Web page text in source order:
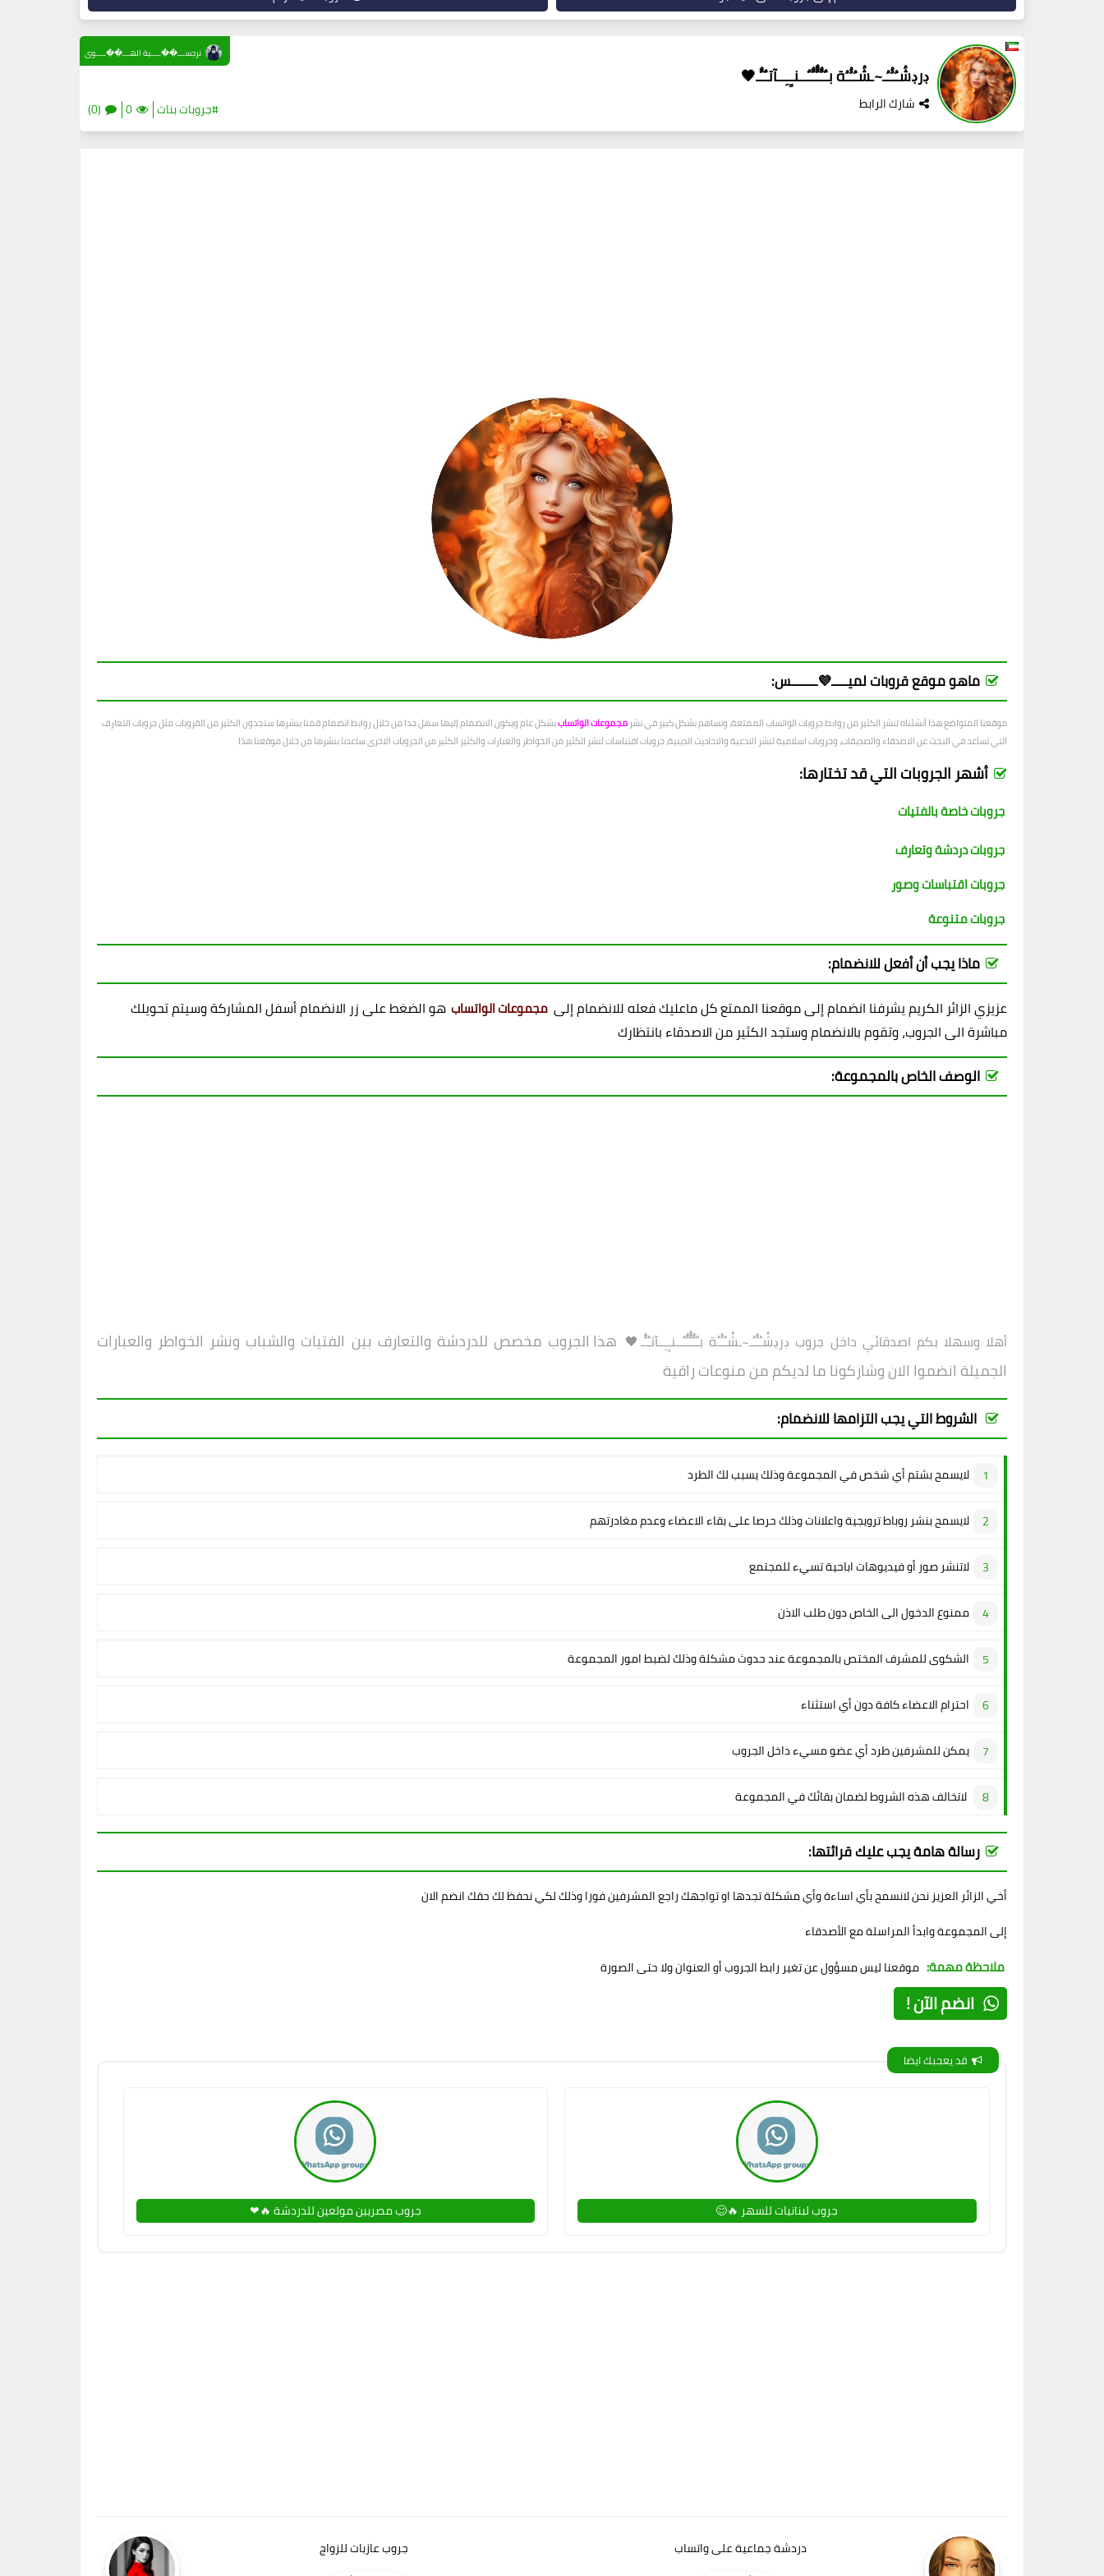
ڊرڊشُـُـُُـُـ~ـشُـُـُُـُة بـٌـٌٌـٌٌٌـٌٌـٌــنـِِـِــآتـٌـٌٌـ🖤
شارك الرابط #جروبات بنات 0
(0)
نرجســـ��ــــية الهـــ��ــــوى
ماهو موقع قروبات لميـــــ💜ــــــــس:
موقعنا المتواضع هذا أنشئناه لنشر الكثير من روابط جروبات الواتساب الممتعة، ونساهم بشكل كبير في نشر مجموعات الواتساببشكل عام ويكون الانضمام إليها سهل جدا من خلال روابط انضمام قمنا بنشرها ستجدون الكثير من القروبات مثل جروبات التعارف
التي تساعد في البحث عن الاصدقاء والصديقات، وجروبات اسلامية لنشر الادعية والاحاديث الدينية، جروبات اقتباسات لنشر الكثير من الخواطر والعبارات والكثير الكثير من الجروبات الاخرى ساعدنا بنشرها من خلال موقعنا هذا
أشهر الجروبات التي قد تختارها:
جروبات خاصة بالفتيات
جروبات دردشة وتعارف
جروبات اقتباسات وصور
جروبات متنوعة
ماذا يجب أن أفعل للانضمام:
عزيزي الزائر الكريم يشرفنا انضمام إلى موقعنا الممتع كل ماعليك فعله للانضمام إلى مجموعات الواتساب هو الضغط على زر الانضمام أسفل المشاركة وسيتم تحويلك
مباشرة الى الجروب، وتقوم بالانضمام وستجد الكثير من الاصدقاء بانتظارك
الوصف الخاص بالمجموعة:
أهلا وسهلا بكم اصدقائي داخل جروب ڊرڊشُـُـُُـُـ~ـشُـُـُُـُة بـٌـٌٌـٌٌٌـٌٌـٌــنـِِـِــآتـٌـٌٌـ🖤 هذا الجروب مخصص للدردشة والتعارف بين الفتيات والشباب ونشر الخواطر والعبارات
الجميلة انضموا الان وشاركونا ما لديكم من منوعات راقية
الشروط التي يجب التزامها للانضمام:
لايسمح بشتم أي شخص في المجموعة وذلك يسبب لك الطرد
لايسمح بنشر روباط ترويجية واعلانات وذلك حرصا على بقاء الاعضاء وعدم مغادرتهم
لاتنشر صور أو فيديوهات اباحية تسيء للمجتمع
ممنوع الدخول الى الخاص دون طلب الاذن
الشكوى للمشرف المختص بالمجموعة عند حدوث مشكلة وذلك لضبط امور المجموعة
احترام الاعضاء كافة دون أي استثناء
يمكن للمشرفين طرد أي عضو مسيء داخل الجروب
لاتخالف هذه الشروط لضمان بقائك في المجموعة
رسالة هامة يجب عليك قرائتها:
أخي الزائر العزيز نحن لانسمح بأي اساءة وأي مشكلة تجدها او تواجهك راجع المشرفين فورا وذلك لكي نحفظ لك حقك انضم الان
إلى المجموعة وابدأ المراسلة مع الأصدقاء
ملاحظة مهمة: موقعنا ليس مسؤول عن تغير رابط الجروب أو العنوان ولا حتى الصورة
انضم الآن !
قد يعجبك ايضا
جروب لبنانيات للسهر 🔥😊 جروب مصريين مولعين للدردشة 🔥❤
دردشة جماعية على واتساب
جروب عازبات للزواج